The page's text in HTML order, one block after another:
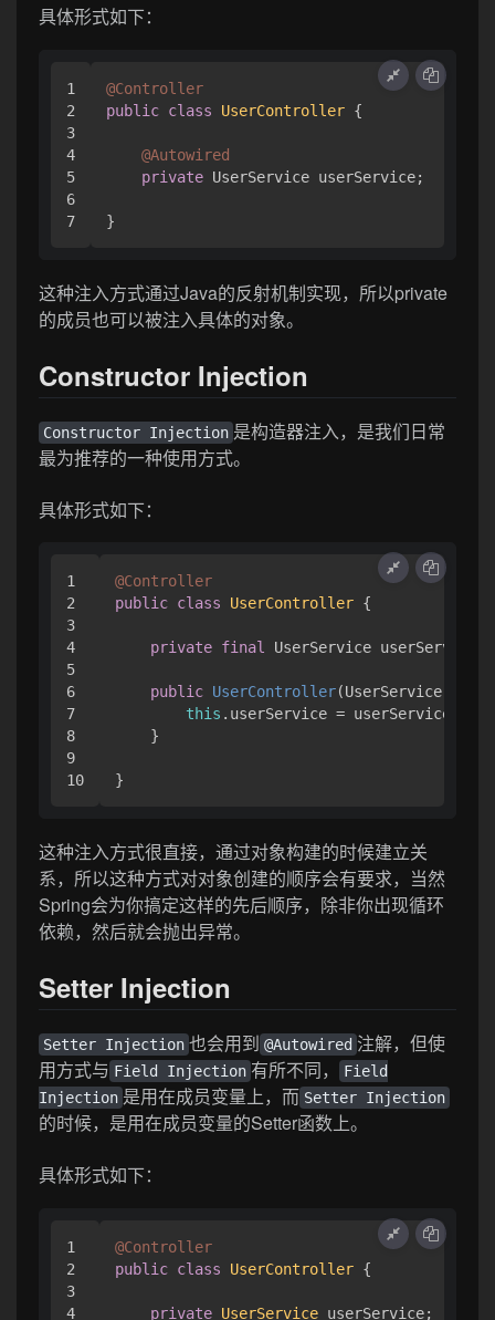
具体形式如下：
1
2
3
4
5
6
@Controller
public class UserController {
@Autowired
private UserService userService;
}
这种注入方式通过Java的反射机制实现，所以private
的成员也可以被注入具体的对象。
Constructor Injection
Constructor Injection 是构造器注入，是我们日常
最为推荐的一种使用方式。
具体形式如下：
1
2
3
4
5
6
7
8
9
@Controller
public class UserController {
private final UserService userService;
public UserController(UserService
this .userService = userService;
    }
}
这种注入方式很直接，通过对象构建的时候建立关
系，所以这种方式对对象创建的顺序会有要求，当然
Spring会为你搞定这样的先后顺序，除非你出现循环
依赖，然后就会抛出异常。
Setter Injection
Setter Injection 也会用到 @Autowired 注解，但使
用方式与 Field Injection 有所不同，
Field
Injection 是用在成员变量上，而 Setter Injection
的时候，是用在成员变量的Setter函数上。
具体形式如下：
1
2
3
4
@Controller
public class UserController {
private UserService userService;